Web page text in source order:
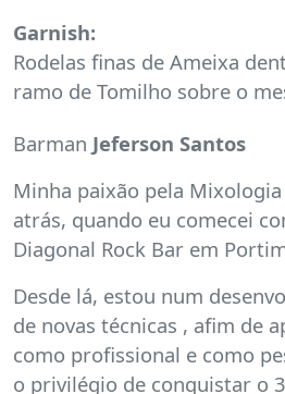
Garnish:
Rodelas finas de Ameixa
ramo de Tomilho sobre o
Barman Jeferson Santos
Minha paixão pela
atrás, quando eu comecei
Diagonal Rock Bar em
Desde lá, estou num
de novas técnicas , afim de
como profissional e como
o privilégio de conquistar o